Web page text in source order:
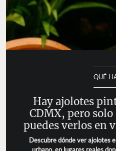
QUÉ
Hay ajolotes
CDMX, pero
puedes verlos en
Descubre dónde ver ajolotes
urbano, en lugares reales